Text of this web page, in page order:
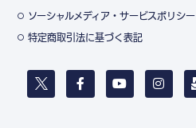
ソーシャルメディア・サービスポリシー
特定商取引法に基づく表記